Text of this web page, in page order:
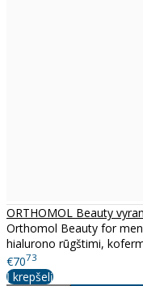
ORTHOMOL Beauty
Orthomol Beauty for
hialurono rūgštimi,
€7073
Į krepšelį